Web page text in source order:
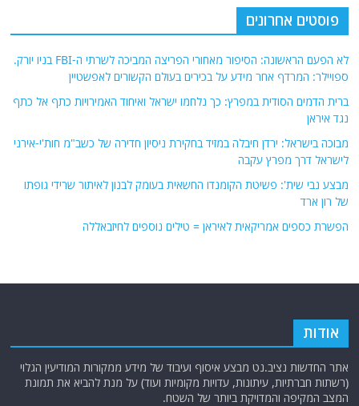
פוסטים אחרונים
לא הפעם הראשונה: הסיפור מאחורי הפריצה המביכה לשרתי ה-FBI בניו יורק.
ספויילר: המרדף אחר מידע על בכירים בעולם הקשורים לאפשטיין
ברית הדמים הסודית במפרץ: כך נלחמו ישראל ואיחוד האמירויות כתף אל כתף
נגד איראן
מבוכה בישראל: ירדן חיבלה במזיד בחקירת ניסיון חדירה של כשב"מ חות'י-אירני
לישראל דרך מפרץ עקבה
מבצע נבי שית': פשיטת הקומנדו החשאית בעומק לבנון לאיתור שרידי גופתו
של רון ארד
הפשרת כספים אמריקאית לאיראן = טילים נוספים לחיזבאללה
אודות
אתר החדשות נציב.נט מבצע איסוף ועיבוד של מידע ממקורות המודיעין הגלוי
(רשתות חברתיות, עיתונות, עדויות מקומיות ועוד) על מנת להביא את תמונת
המצב המקיפה והמדויקת ביותר של השטח.